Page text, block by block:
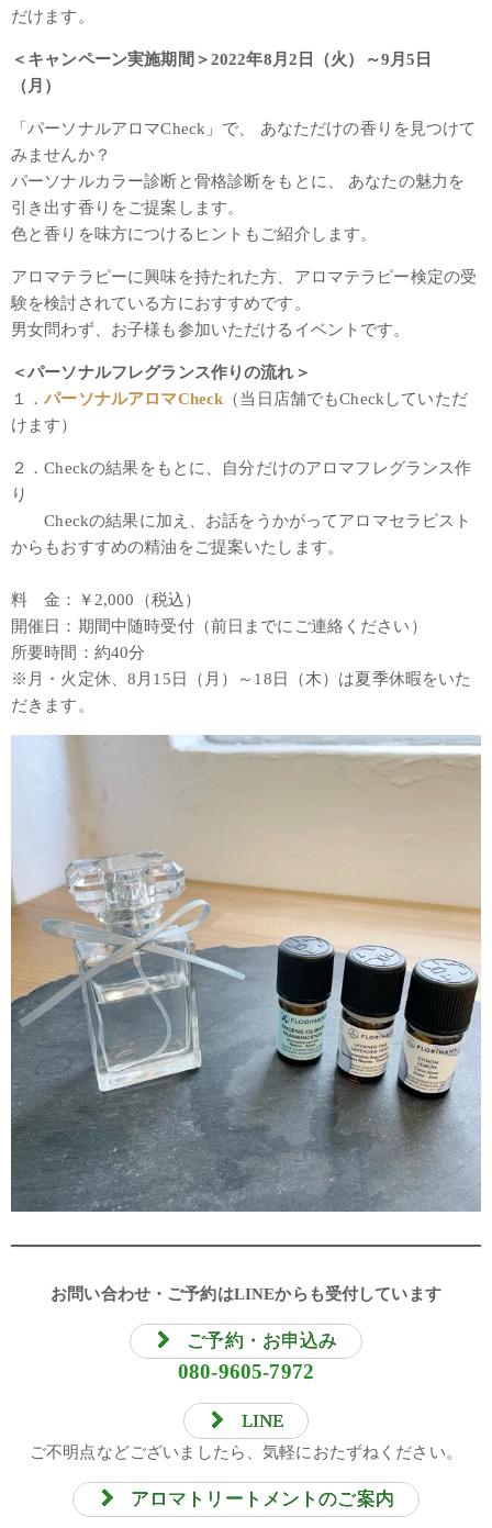
だけます。
＜キャンペーン実施期間＞2022年8月2日（火）～9月5日
（月）
「パーソナルアロマCheck」で、 あなただけの香りを見つけて
みませんか？
パーソナルカラー診断と骨格診断をもとに、 あなたの魅力を
引き出す香りをご提案します。
色と香りを味方につけるヒントもご紹介します。
アロマテラピーに興味を持たれた方、アロマテラピー検定の受
験を検討されている方におすすめです。
男女問わず、お子様も参加いただけるイベントです。
＜パーソナルフレグランス作りの流れ＞
１．パーソナルアロマCheck （当日店舗でもCheckしていただ
けます）
２．Checkの結果をもとに、自分だけのアロマフレグランス作
り
Checkの結果に加え、お話をうかがってアロマセラピスト
からもおすすめの精油をご提案いたします。
料 金：￥2,000（税込）
開催日：期間中随時受付（前日までにご連絡ください）
所要時間：約40分
※月・火定休、8月15日（月）～18日（木）は夏季休暇をいた
だきます。
お問い合わせ・ご予約はLINEからも受付しています
ご予約・お申込み
080-9605-7972
LINE
ご不明点などございましたら、気軽におたずねください。
アロマトリートメントのご案内